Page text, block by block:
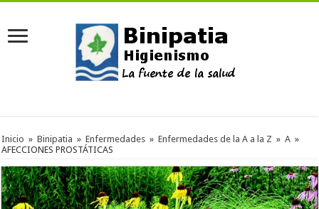
Inicio » Binipatia » Enfermedades » Enfermedades de la A a la Z » A »
AFECCIONES PROSTÁTICAS